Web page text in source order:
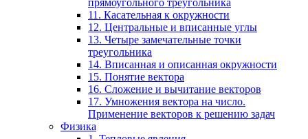
11. Касательная к окружности
12. Центральные и вписанные углы
13. Четыре замечательные точки
треугольника
14. Вписанная и описанная окружности
15. Понятие вектора
16. Сложение и вычитание векторов
17. Умножения вектора на число.
Применение векторов к решению задач
Физика